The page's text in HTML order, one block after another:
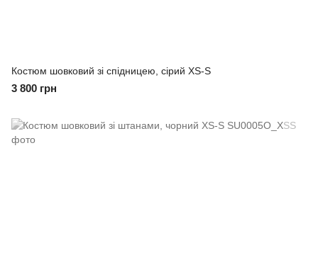
Костюм шовковий зі спідницею, сірий XS-S
3 800 грн